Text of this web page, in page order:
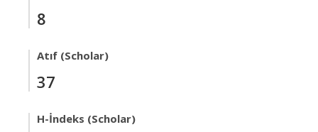
8
Atıf (Scholar)
37
H-İndeks (Scholar)